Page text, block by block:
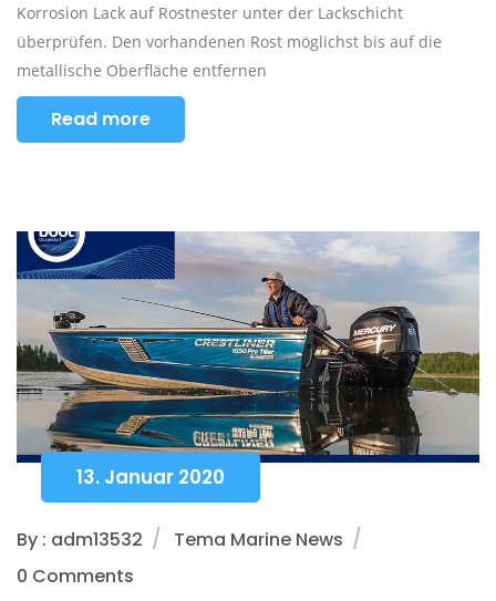
Korrosion Lack auf Rostnester unter der Lackschicht
überprüfen. Den vorhandenen Rost möglichst bis auf die
metallische Oberfläche entfernen
Read more
13. Januar 2020
By : adm13532
Tema Marine News
0 Comments